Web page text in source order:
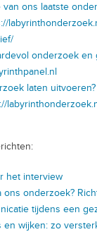
ons laatste
onderzoek en
laten
het interview
ons onderzoek?
tijdens een
en wijken: zo